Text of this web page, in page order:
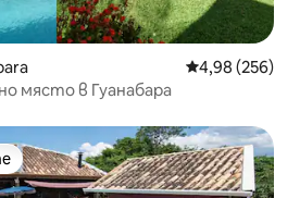
Средна
4,98 (256)
място в Гуанабара
на гостите